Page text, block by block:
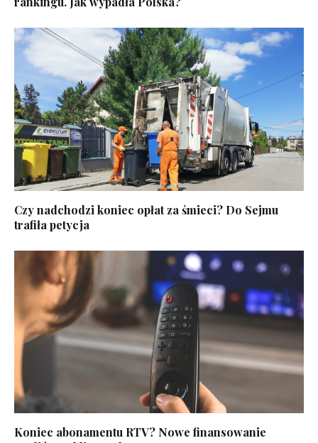
Czy nadchodzi koniec opłat za śmieci? Do Sejmu
trafiła petycja
Koniec abonamentu RTV? Nowe finansowanie